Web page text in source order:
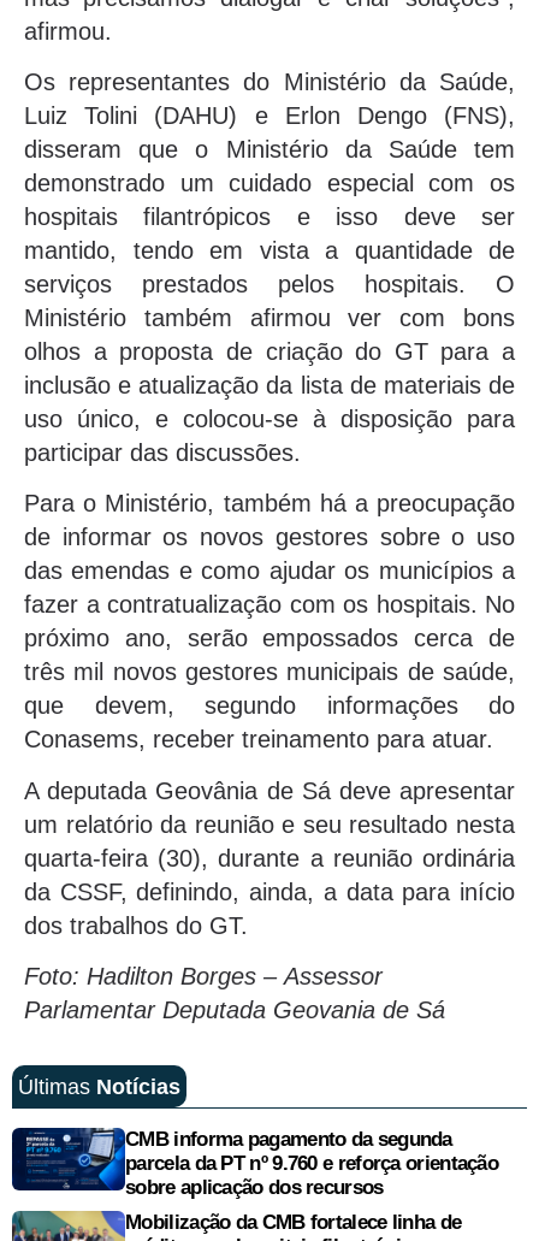
afirmou.
Os representantes do Ministério da Saúde,
Luiz Tolini (DAHU) e Erlon Dengo (FNS),
disseram que o Ministério da Saúde tem
demonstrado um cuidado especial com os
hospitais filantrópicos e isso deve ser
mantido, tendo em vista a quantidade de
serviços prestados pelos hospitais. O
Ministério também afirmou ver com bons
olhos a proposta de criação do GT para a
inclusão e atualização da lista de materiais de
uso único, e colocou-se à disposição para
participar das discussões.
Para o Ministério, também há a preocupação
de informar os novos gestores sobre o uso
das emendas e como ajudar os municípios a
fazer a contratualização com os hospitais. No
próximo ano, serão empossados cerca de
três mil novos gestores municipais de saúde,
que devem, segundo informações do
Conasems, receber treinamento para atuar.
A deputada Geovânia de Sá deve apresentar
um relatório da reunião e seu resultado nesta
quarta-feira (30), durante a reunião ordinária
da CSSF, definindo, ainda, a data para início
dos trabalhos do GT.
Foto: Hadilton Borges – Assessor
Parlamentar Deputada Geovania de Sá
Últimas Notícias
CMB informa pagamento da segunda
parcela da PT nº 9.760 e reforça orientação
sobre aplicação dos recursos
Mobilização da CMB fortalece linha de